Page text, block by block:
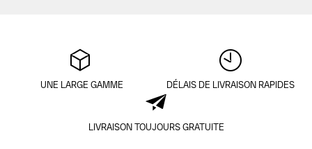
UNE LARGE GAMME DÉLAIS DE LIVRAISON RAPIDES
LIVRAISON TOUJOURS GRATUITE